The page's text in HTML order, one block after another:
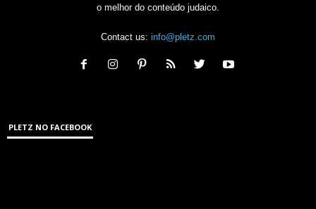
o melhor do conteúdo judaico.
Contact us: info@pletz.com
PLETZ NO FACEBOOK